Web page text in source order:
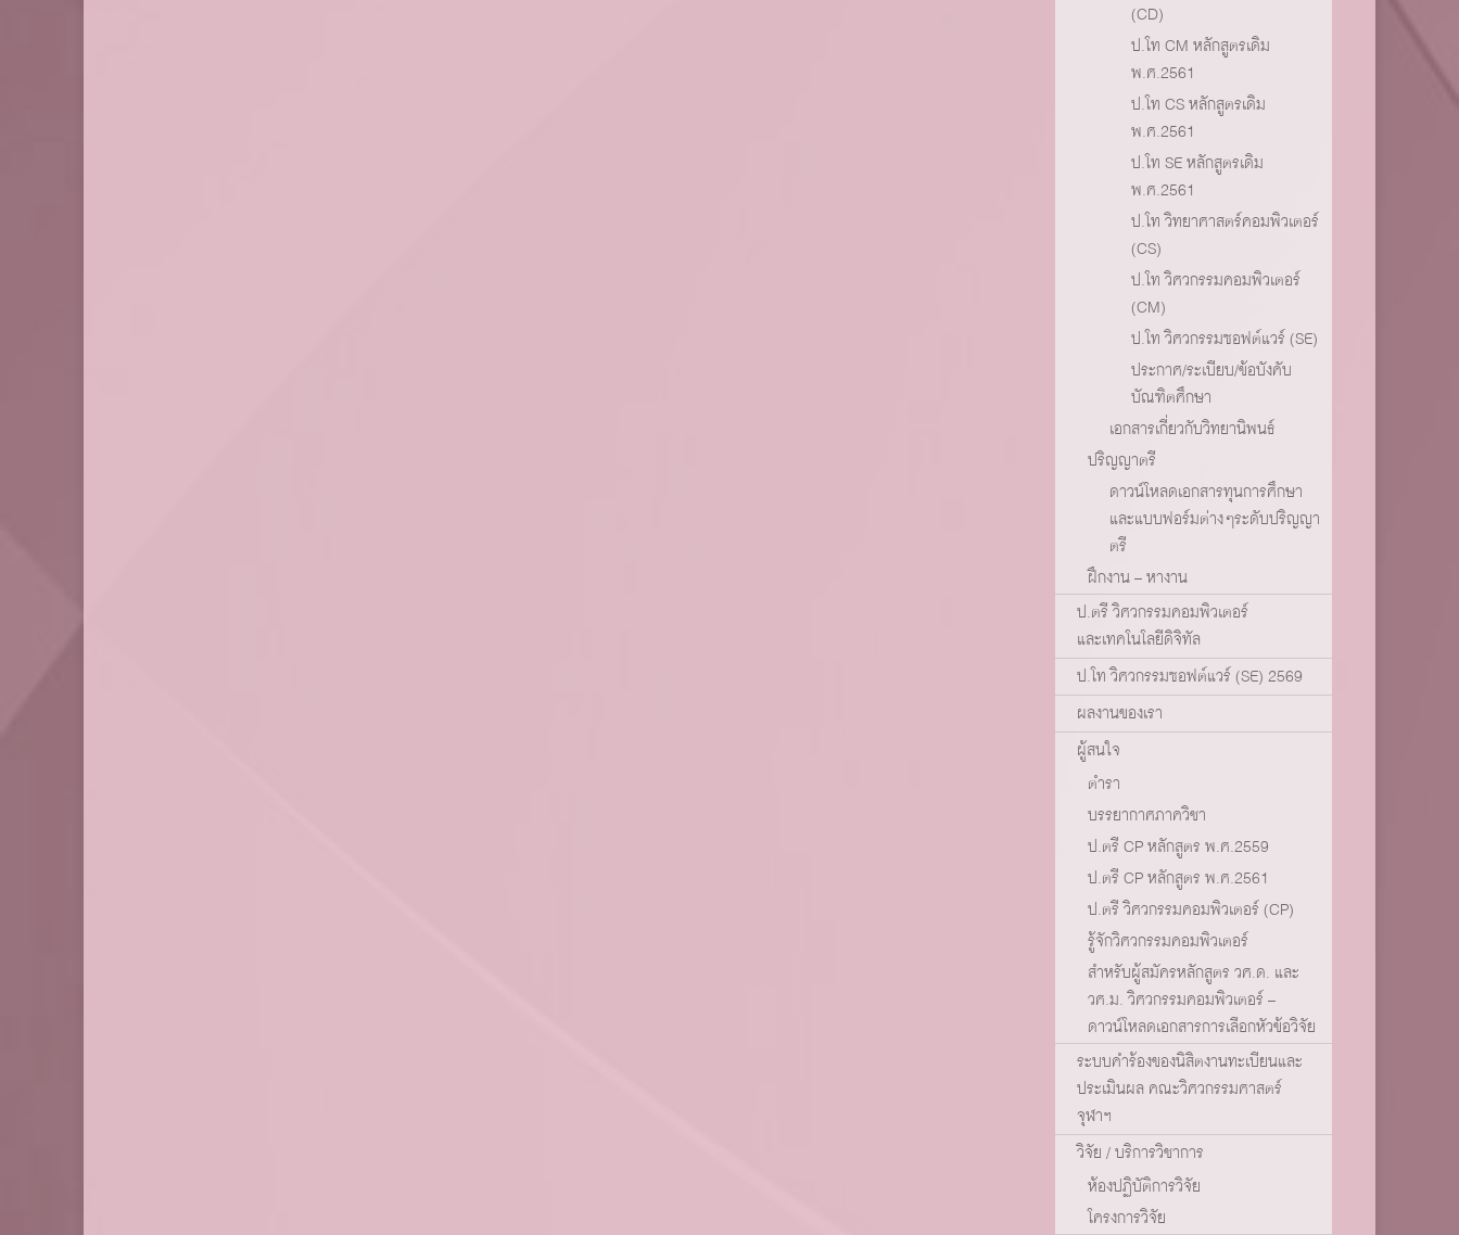
(CD)
ป.โท CM หลักสูตรเดิม
พ.ศ.2561
ป.โท CS หลักสูตรเดิม
พ.ศ.2561
ป.โท SE หลักสูตรเดิม
พ.ศ.2561
ป.โท วิทยาศาสตร์คอมพิวเตอร์
(CS)
ป.โท วิศวกรรมคอมพิวเตอร์
(CM)
ป.โท วิศวกรรมซอฟต์แวร์ (SE)
ประกาศ/ระเบียบ/ข้อบังคับ
บัณฑิตศึกษา
เอกสารเกี่ยวกับวิทยานิพนธ์
ปริญญาตรี
ดาวน์โหลดเอกสารทุนการศึกษา
และแบบฟอร์มต่างๆระดับปริญญา
ตรี
ฝึกงาน – หางาน
ป.ตรี วิศวกรรมคอมพิวเตอร์
และเทคโนโลยีดิจิทัล
ป.โท วิศวกรรมซอฟต์แวร์ (SE) 2569
ผลงานของเรา
ผู้สนใจ
ตำรา
บรรยากาศภาควิชา
ป.ตรี CP หลักสูตร พ.ศ.2559
ป.ตรี CP หลักสูตร พ.ศ.2561
ป.ตรี วิศวกรรมคอมพิวเตอร์ (CP)
รู้จักวิศวกรรมคอมพิวเตอร์
สำหรับผู้สมัครหลักสูตร วศ.ด. และ
วศ.ม. วิศวกรรมคอมพิวเตอร์ –
ดาวน์โหลดเอกสารการเลือกหัวข้อวิจัย
ระบบคำร้องของนิสิตงานทะเบียนและ
ประเมินผล คณะวิศวกรรมศาสตร์
จุฬาฯ
วิจัย / บริการวิชาการ
ห้องปฏิบัติการวิจัย
โครงการวิจัย